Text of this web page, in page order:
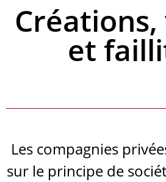
et
Les compagnies
sur le principe de